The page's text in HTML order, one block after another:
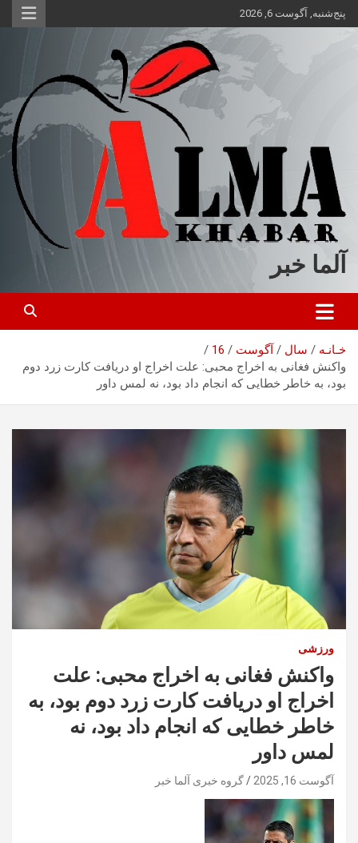
محتوا
پنج‌شنبه, آگوست 6, 2026
آلما خبر
خـانـه سال آگوست
16
واکنش‌ فغانی به اخراج محبی: علت اخراج او دریافت کارت زرد دوم
بود، به خاطر خطایی که انجام داد بود، نه لمس داور
ورزشی
واکنش‌ فغانی به اخراج محبی: علت
اخراج او دریافت کارت زرد دوم بود، به
خاطر خطایی که انجام داد بود، نه
لمس داور
آگوست 16, 2025 گروه خبری آلما خبر